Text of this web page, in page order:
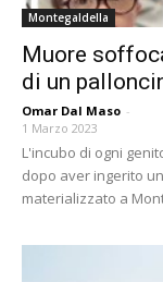
Montegaldella
Muore
di un
Omar Dal Maso -
1 Marzo 2023
L'incubo di ogni
dopo aver ingerito
materializzato a